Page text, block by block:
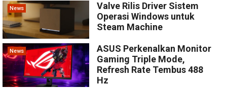
News
Valve Rilis Driver Sistem
Operasi Windows untuk
Steam Machine
News
ASUS Perkenalkan Monitor
Gaming Triple Mode,
Refresh Rate Tembus 488
Hz